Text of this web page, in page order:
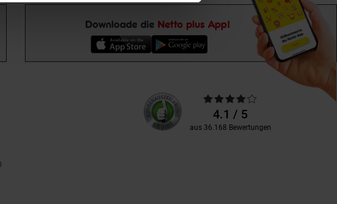
Downloade die Netto plus App!
Unsere
Kundenbewertungen
Durchschnittliche
Bewertungen4.1 / 5
aus 36.168 Bewertungen